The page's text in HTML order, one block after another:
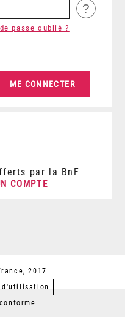
?
passe oublié ?
par la BnF
COMPTE
2017
d'utilisation